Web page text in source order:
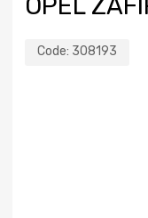
Code: 308193